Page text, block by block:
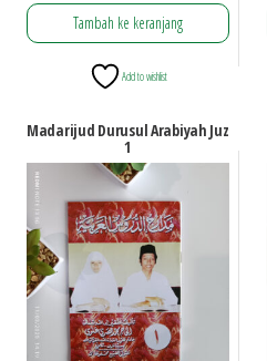
Tambah ke keranjang
Add to wishlist
Madarijud Durusul Arabiyah Juz
1